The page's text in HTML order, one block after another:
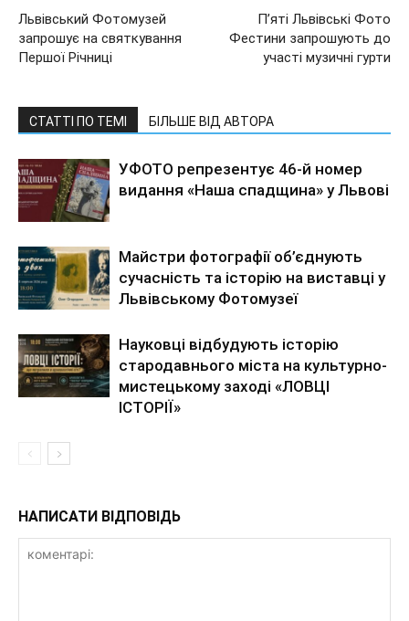
Львівський Фотомузей
запрошує на святкування
Першої Річниці
П’яті Львівські Фото
Фестини запрошують до
участі музичні гурти
СТАТТІ ПО ТЕМІ БІЛЬШЕ ВІД АВТОРА
УФОТО репрезентує 46-й номер
видання «Наша спадщина» у Львові
Майстри фотографії об’єднують
сучасність та історію на виставці у
Львівському Фотомузеї
Науковці відбудують історію
стародавнього міста на культурно-
мистецькому заході «ЛОВЦІ
ІСТОРІЇ»
НАПИСАТИ ВІДПОВІДЬ